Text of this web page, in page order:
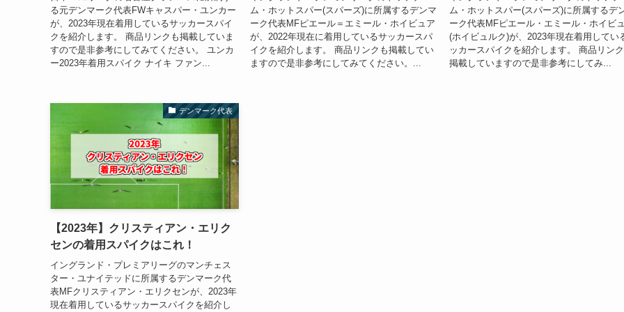
る元デンマーク代表FWキャスパー・ユンカー
が、2023年現在着用しているサッカースパイ
クを紹介します。 商品リンクも掲載していま
すので是非参考にしてみてください。 ユンカ
ー2023年着用スパイク ナイキ ファン...
ム・ホットスパー(スパーズ)に所属するデンマ
ーク代表MFピエール＝エミール・ホイビュア
が、2022年現在に着用しているサッカースパ
イクを紹介します。 商品リンクも掲載してい
ますので是非参考にしてみてください。...
ム・ホットスパー(スパーズ)に所属するデ
ーク代表MFピエール・エミール・ホイビ
(ホイビュルク)が、2023年現在着用してい
ッカースパイクを紹介します。 商品リン
掲載していますので是非参考にしてみ...
デンマーク代表
【2023年】クリスティアン・エリク
センの着用スパイクはこれ！
イングランド・プレミアリーグのマンチェス
ター・ユナイテッドに所属するデンマーク代
表MFクリスティアン・エリクセンが、2023年
現在着用しているサッカースパイクを紹介し